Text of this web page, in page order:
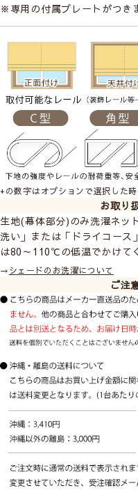
やや透け感あり
ほぼ透け感なし／わ
透け感はない／部屋
※レースカーテンに10cm近
レースでもぼんやりとシル
す。
まさかのときも安
燃えにくくなる加工によ
す。ホテル・病院・映画
持つ防炎物品の使用、ま
の場合にも防炎カーテン
ています。
※専用の付属プレートがつき
+の数字はオプションで選択した
お取り
生地(幕体部分)のみ洗濯ネッ
洗い」または「ドライコース
は80～110℃の低温でかけて
→シェードのお洗濯について
ご注